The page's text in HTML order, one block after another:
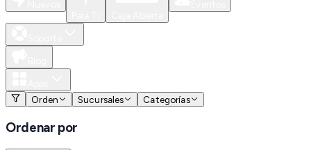
Orden
Sucursales Categorías
Ordenar por